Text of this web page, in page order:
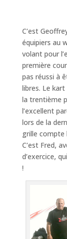
C’est
équipiers au
volant pour
première
pas réussi à
libres. Le
la trentième
l’excellent
lors de la
grille compte
C’est Fred,
d’exercice,
!